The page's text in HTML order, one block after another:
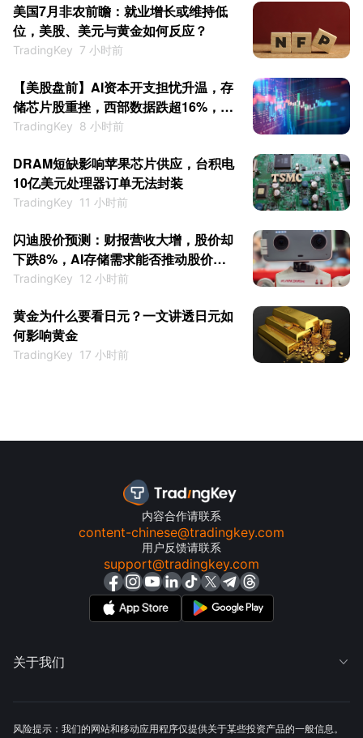
美国7月非农前瞻：就业增长或维持低
位，美股、美元与黄金如何反应？
TradingKey 7 小时前
【美股盘前】AI资本开支担忧升温，存
储芯片股重挫，西部数据跌超16%，闪
迪跌超10%
TradingKey 8 小时前
DRAM短缺影响苹果芯片供应，台积电
10亿美元处理器订单无法封装
TradingKey 11 小时前
闪迪股价预测：财报营收大增，股价却
下跌8%，AI存储需求能否推动股价继
续上涨？
TradingKey 12 小时前
黄金为什么要看日元？一文讲透日元如
何影响黄金
TradingKey 17 小时前
内容合作请联系
content-chinese@tradingkey.com
用户反馈请联系
support@tradingkey.com
关于我们 
风险提示：我们的网站和移动应用程序仅提供关于某些投资产品的一般信息。